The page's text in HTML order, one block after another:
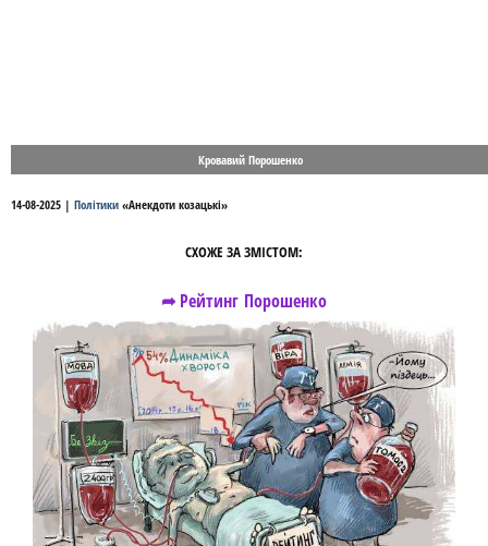
Кровавий Порошенко
14-08-2025 | Політики «Анекдоти козацькі»
СХОЖЕ ЗА ЗМІСТОМ:
➦ Рейтинг Порошенко